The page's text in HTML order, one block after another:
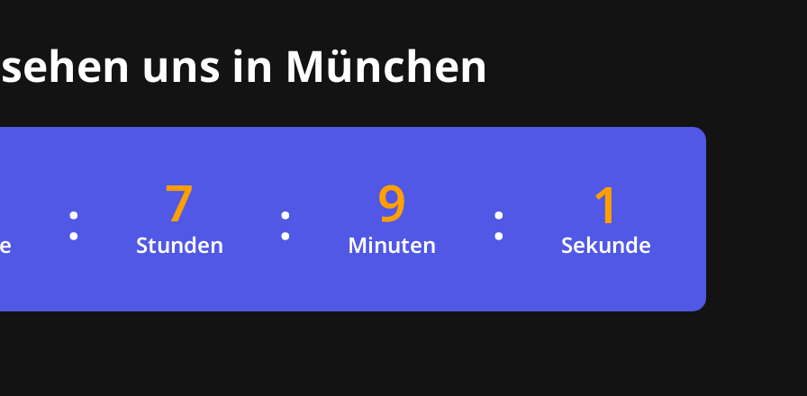
uns in München
:
7
6
Stunden :
9
8
Minuten :
1
0
Sekunden